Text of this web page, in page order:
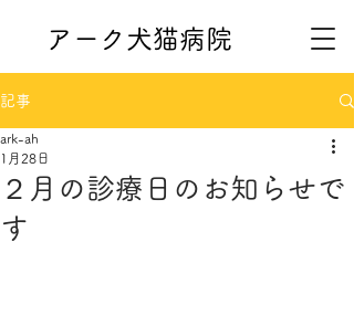
アーク犬猫病院
記事
２月の診療日のお知らせで
す
ark-ah
1月28日